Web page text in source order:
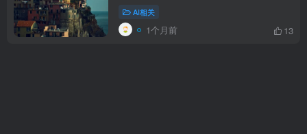
AI相关
1个月前 13